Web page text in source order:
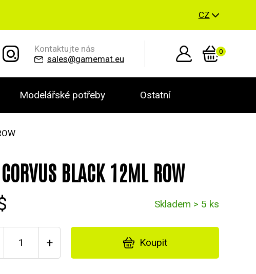
CZ
Kontaktujte nás
sales@gamemat.eu
0
Modelářské potřeby Ostatní
BLACK 12ML ROW
Skladem > 5 ks
+ Koupit